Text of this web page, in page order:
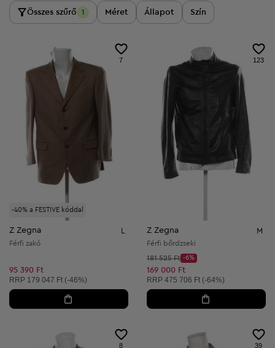
Összes szűrő 1 Méret Állapot Szín
-40% a FESTIVE kóddal
7
Z Zegna
Férfi zakó
95 390 Ft
Ajánlott ár:
RRP 179 047 Ft (-46%)
123
Z Zegna M
Férfi bőrdzseki
Kezdő ár:
181 525 Ft
Discount Price:
-6%
Csökkentett ár:
169 000 Ft
Ajánlott ár:
RRP 475 706 Ft (-64%)
8 39